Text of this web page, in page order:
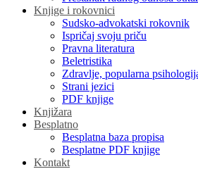
Knjige i rokovnici
Sudsko-advokatski rokovnik
Ispričaj svoju priču
Pravna literatura
Beletristika
Zdravlje, popularna
Strani jezici
PDF knjige
Knjižara
Besplatno
Besplatna baza propisa
Besplatne PDF knjige
Kontakt